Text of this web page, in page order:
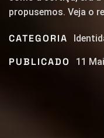
propusemos. Veja o
CATEGORIA
PUBLICADO 11